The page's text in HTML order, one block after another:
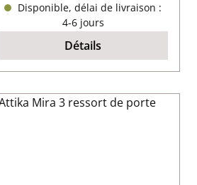
Disponible, délai de livraison :
4-6 jours
Détails